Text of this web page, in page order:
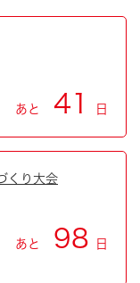
あと 41 日
くり大会
あと 98 日